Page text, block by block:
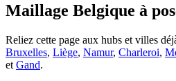
Maillage Belgique à
Reliez cette page aux hubs et villes
Bruxelles, Liège, Namur, Charleroi,
et Gand.